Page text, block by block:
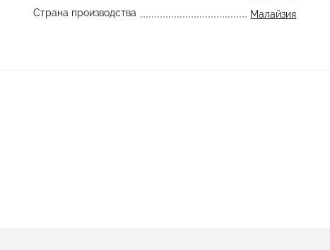
Страна производства
Малайзия